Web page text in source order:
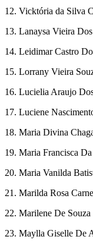
12. Vicktória da Silva
13. Lanaysa Vieira
14. Leidimar Castro
15. Lorrany Vieira
16. Lucielia Araujo
17. Luciene
18. Maria Divina
19. Maria Francisca
20. Maria Vanilda
21. Marilda Rosa
22. Marilene De Souza
23. Maylla Giselle De